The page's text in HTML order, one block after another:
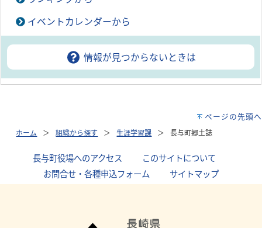
イベントカレンダーから
情報が見つからないときは
ページの先頭へ
ホーム 組織から探す 生涯学習課 長与町郷土誌
長与町役場へのアクセス このサイトについて
お問合せ・各種申込フォーム
サイトマップ